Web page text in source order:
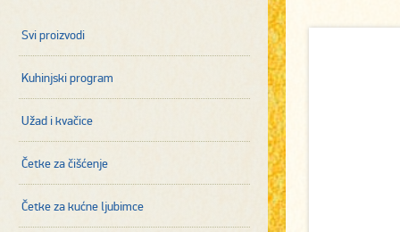
Svi proizvodi
Kuhinjski program
Užad i kvačice
Četke za čišćenje
Četke za kućne ljubimce